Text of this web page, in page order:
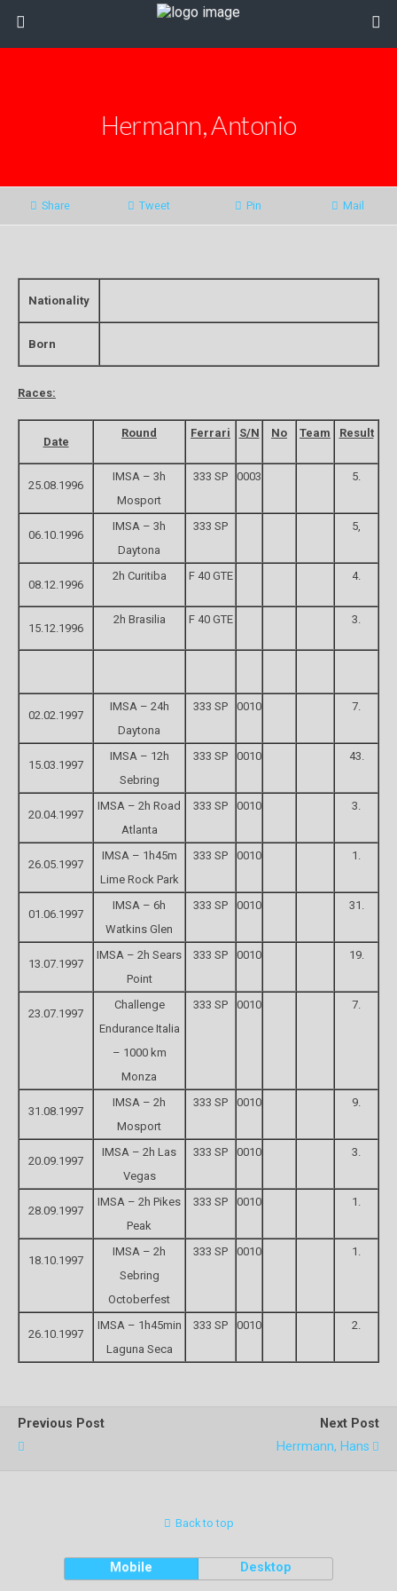
Hermann, Antonio
Share Tweet Pin Mail
Nationality
Born
Races:
Date
Round Ferrari S/N No Team Result
25.08.1996
IMSA – 3h
Mosport
333 SP 0003 5.
06.10.1996
IMSA – 3h
Daytona
333 SP 5,
08.12.1996
2h Curitiba F 40 GTE 4.
15.12.1996
2h Brasilia F 40 GTE 3.
02.02.1997
IMSA – 24h
Daytona
333 SP 0010 7.
15.03.1997
IMSA – 12h
Sebring
333 SP 0010 43.
20.04.1997
IMSA – 2h Road
Atlanta
333 SP 0010 3.
26.05.1997
IMSA – 1h45m
Lime Rock Park
333 SP 0010 1.
01.06.1997
IMSA – 6h
Watkins Glen
333 SP 0010 31.
13.07.1997
IMSA – 2h Sears
Point
333 SP 0010 19.
23.07.1997
Challenge
Endurance Italia
– 1000 km
Monza
333 SP 0010 7.
31.08.1997
IMSA – 2h
Mosport
333 SP 0010 9.
20.09.1997
IMSA – 2h Las
Vegas
333 SP 0010 3.
28.09.1997
IMSA – 2h Pikes
Peak
333 SP 0010 1.
18.10.1997
IMSA – 2h
Sebring
Octoberfest
333 SP 0010 1.
26.10.1997
IMSA – 1h45min
Laguna Seca
333 SP 0010 2.
Previous Post
Next Post
Herrmann, Hans
Back to top
Mobile Desktop